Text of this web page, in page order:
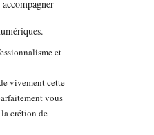
et
vivement cette
vous
crétion de